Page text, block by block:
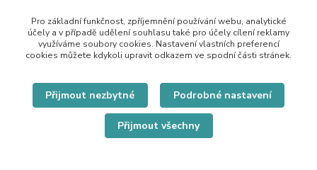
Pro základní funkčnost, zpříjemnění používání webu, analytické
účely a v případě udělení souhlasu také pro účely cílení reklamy
využíváme soubory cookies. Nastavení vlastních preferencí
cookies můžete kdykoli upravit odkazem ve spodní části stránek.
Přijmout nezbytné Podrobné nastavení
Přijmout všechny